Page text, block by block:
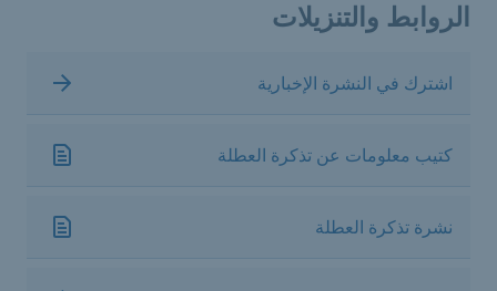
الروابط والتنزيلات
اشترك في النشرة الإخبارية
كتيب معلومات عن تذكرة العطلة
نشرة تذكرة العطلة